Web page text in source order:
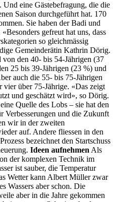
Und eine Gästebefragung, die die
Saison durchgeführt hat. 170
Sie haben der Badi und
gefreut hat uns, dass
so gleichmässig
Gemeinderätin Kathrin Dörig.
den 40- bis 54-Jährigen (37
25 bis 39-Jährigen (23 %) und
auch die 55- bis 75-Jährigen
vier über 75-Jährige. «Das zeigt
und geschätzt wird», so Dörig.
Quelle des Lobs – sie hat den
Verbesserungen und die Zukunft
wir in der zweiten
auf. Andere fliessen in den
bezeichnet den Startschuss
Ideen aufnehmen Als
der komplexen Technik im
ist sauber, die Temperatur
Wetter kann Albert Müller zwar
Wassers aber schon. Die
aber in die Jahre gekommen